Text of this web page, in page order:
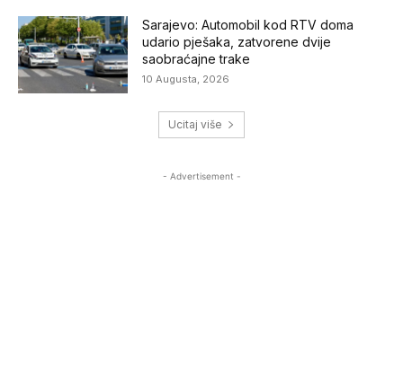
Sarajevo: Automobil kod RTV doma
udario pješaka, zatvorene dvije
saobraćajne trake
10 Augusta, 2026
Ucitaj više
- Advertisement -